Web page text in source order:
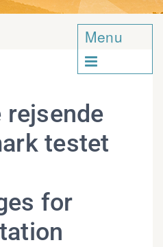
Menu

rejsende
testet
for